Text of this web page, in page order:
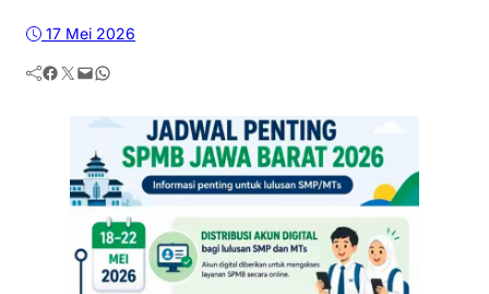
17 Mei 2026
Facebook Twitter Mail WhatsApp